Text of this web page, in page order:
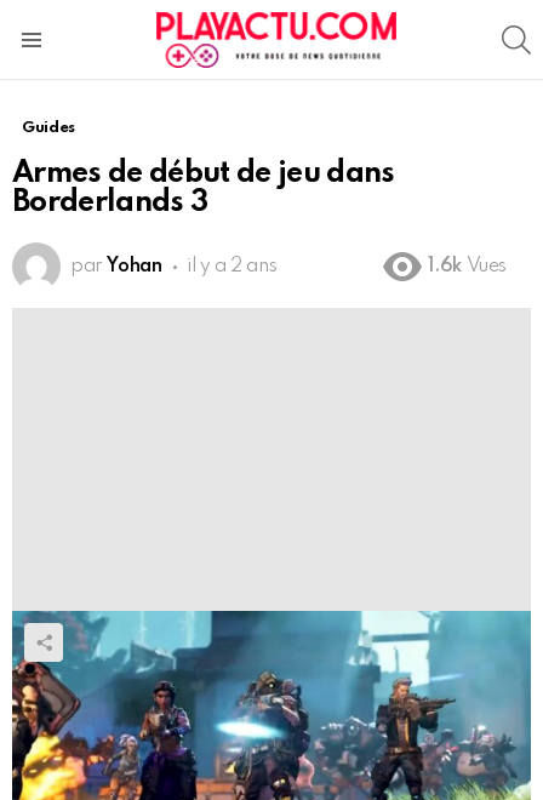
Guides
Armes de début de jeu dans
Borderlands 3
par Yohan il y a 2 ans 1.6k Vues